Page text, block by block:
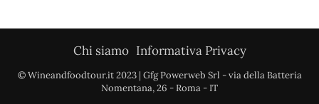
Chi siamo Informativa Privacy
© Wineandfoodtour.it 2023 | Gfg Powerweb Srl - via della Batteria
Nomentana, 26 - Roma - IT